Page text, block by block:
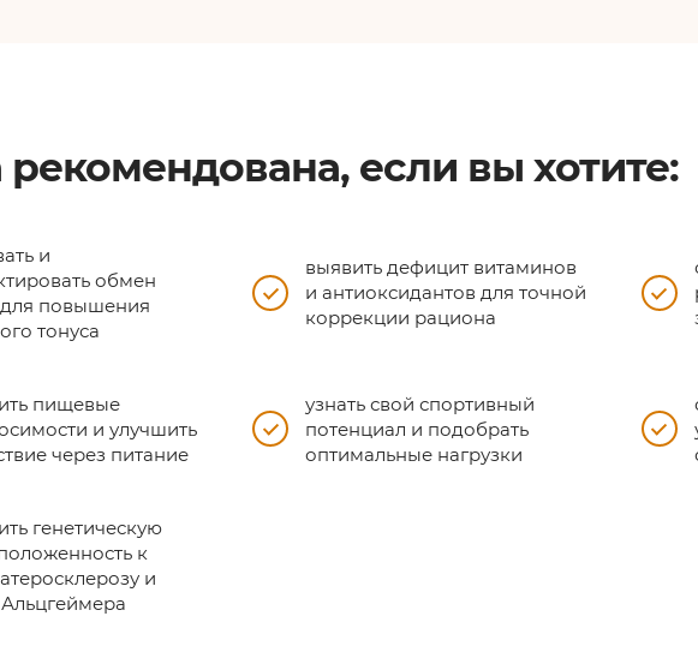
рекомендована, если вы хотите:
и
обмен
повышения
тонуса
выявить дефицит витаминов
и антиоксидантов для точной
коррекции рациона
пищевые
и улучшить
через питание
узнать свой спортивный
потенциал и подобрать
оптимальные нагрузки
генетическую
к
и